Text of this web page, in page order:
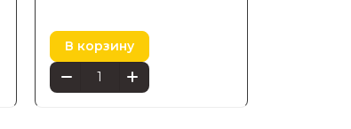
В корзину